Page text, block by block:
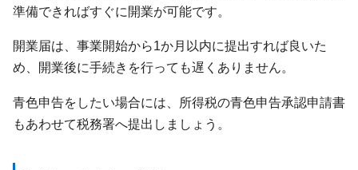
準備できればすぐに開業が可能です。
開業届は、事業開始から1か月以内に提出すれば良いた
め、開業後に手続きを行っても遅くありません。
青色申告をしたい場合には、所得税の青色申告承認申請書
もあわせて税務署へ提出しましょう。